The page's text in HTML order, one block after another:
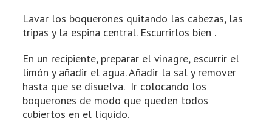
Lavar los boquerones quitando las cabezas, las
tripas y la espina central. Escurrirlos bien .
En un recipiente, preparar el vinagre, escurrir el
limón y añadir el agua. Añadir la sal y remover
hasta que se disuelva. Ir colocando los
boquerones de modo que queden todos
cubiertos en el líquido.